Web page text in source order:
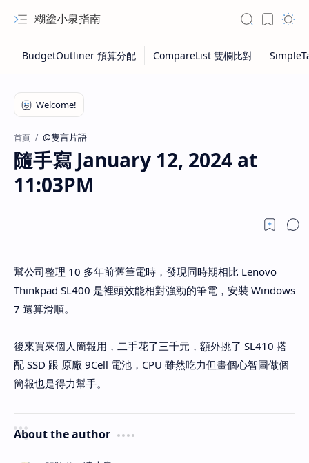
糊塗小泉指南
首頁 @隻言片語
隨手寫 January 12, 2024 at
11:03PM
幫公司整理 10 多年前舊筆電時，發現同時期相比 Lenovo
Thinkpad SL400 是裡頭效能相對強勁的筆電，安裝 Windows
7 還算滑順。
後來買來個人簡報用，二手花了三千元，額外挑了 SL410 搭
配 SSD 跟 原廠 9Cell 電池，CPU 雖然吃力但畫個心智圖做個
簡報也是得力幫手。
About the author